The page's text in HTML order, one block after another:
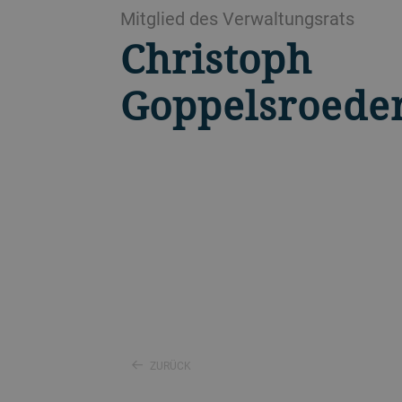
Mitglied des Verwaltungsrats
Christoph
ZURÜCK